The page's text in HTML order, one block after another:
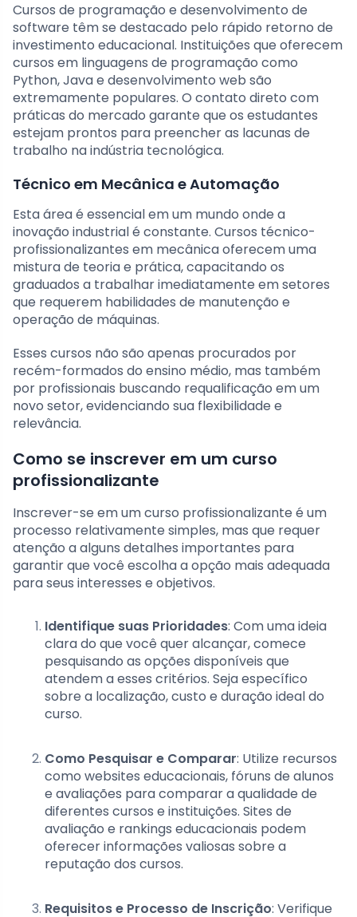
Cursos de programação e desenvolvimento de
software têm se destacado pelo rápido retorno de
investimento educacional. Instituições que oferecem
cursos em linguagens de programação como
Python, Java e desenvolvimento web são
extremamente populares. O contato direto com
práticas do mercado garante que os estudantes
estejam prontos para preencher as lacunas de
trabalho na indústria tecnológica.
Técnico em Mecânica e Automação
Esta área é essencial em um mundo onde a
inovação industrial é constante. Cursos técnico-
profissionalizantes em mecânica oferecem uma
mistura de teoria e prática, capacitando os
graduados a trabalhar imediatamente em setores
que requerem habilidades de manutenção e
operação de máquinas.
Esses cursos não são apenas procurados por
recém-formados do ensino médio, mas também
por profissionais buscando requalificação em um
novo setor, evidenciando sua flexibilidade e
relevância.
Como se inscrever em um curso
profissionalizante
Inscrever-se em um curso profissionalizante é um
processo relativamente simples, mas que requer
atenção a alguns detalhes importantes para
garantir que você escolha a opção mais adequada
para seus interesses e objetivos.
Identifique suas Prioridades: Com uma ideia
clara do que você quer alcançar, comece
pesquisando as opções disponíveis que
atendem a esses critérios. Seja específico
sobre a localização, custo e duração ideal do
curso.
Como Pesquisar e Comparar: Utilize recursos
como websites educacionais, fóruns de alunos
e avaliações para comparar a qualidade de
diferentes cursos e instituições. Sites de
avaliação e rankings educacionais podem
oferecer informações valiosas sobre a
reputação dos cursos.
Requisitos e Processo de Inscrição: Verifique